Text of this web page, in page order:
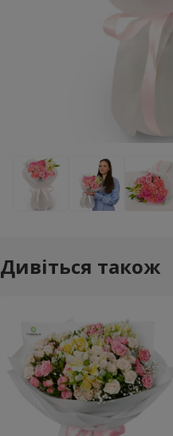
Дивіться також